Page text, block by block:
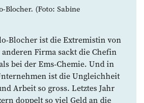
(Foto: Sabine
Blocher ist die Extremistin von
Firma sackt die Chefin
bei der Ems-Chemie. Und in
ist die Ungleichheit
Arbeit so gross. Letztes Jahr
doppelt so viel Geld an die